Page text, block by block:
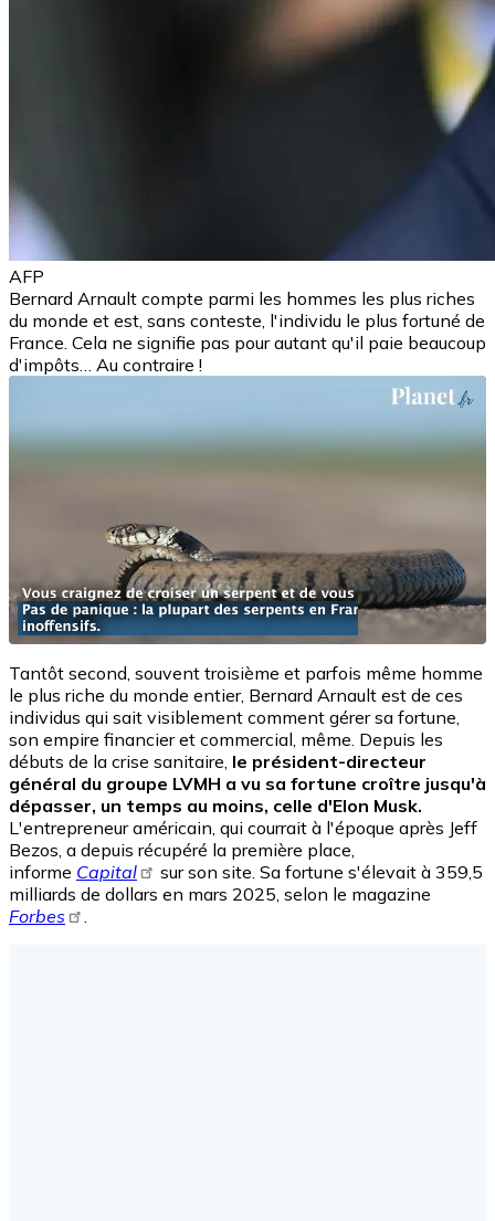
AFP
Bernard Arnault compte parmi les hommes les plus riches
du monde et est, sans conteste, l'individu le plus fortuné de
France. Cela ne signifie pas pour autant qu'il paie beaucoup
d'impôts… Au contraire !
Tantôt second, souvent troisième et parfois même homme
le plus riche du monde entier, Bernard Arnault est de ces
individus qui sait visiblement comment gérer sa fortune,
son empire financier et commercial, même. Depuis les
débuts de la crise sanitaire, le président-directeur
général du groupe LVMH a vu sa fortune croître jusqu'à
dépasser, un temps au moins, celle d'Elon Musk.
L'entrepreneur américain, qui courrait à l'époque après Jeff
Bezos, a depuis récupéré la première place,
informe Capital
sur son site. Sa fortune s'élevait à 359,5
milliards de dollars en mars 2025, selon le magazine
Forbes